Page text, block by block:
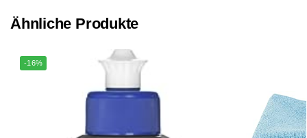
Ähnliche Produkte
-16%